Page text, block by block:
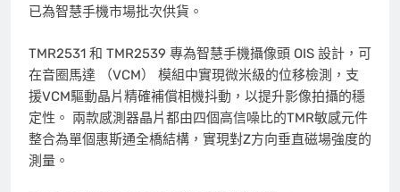
已為智慧手機市場批次供貨。
TMR2531 和 TMR2539 專為智慧手機攝像頭 OIS 設計，可
在音圈馬達 （VCM） 模組中實現微米級的位移檢測，支
援VCM驅動晶片精確補償相機抖動，以提升影像拍攝的穩
定性。 兩款感測器晶片都由四個高信噪比的TMR敏感元件
整合為單個惠斯通全橋結構，實現對Z方向垂直磁場強度的
測量。